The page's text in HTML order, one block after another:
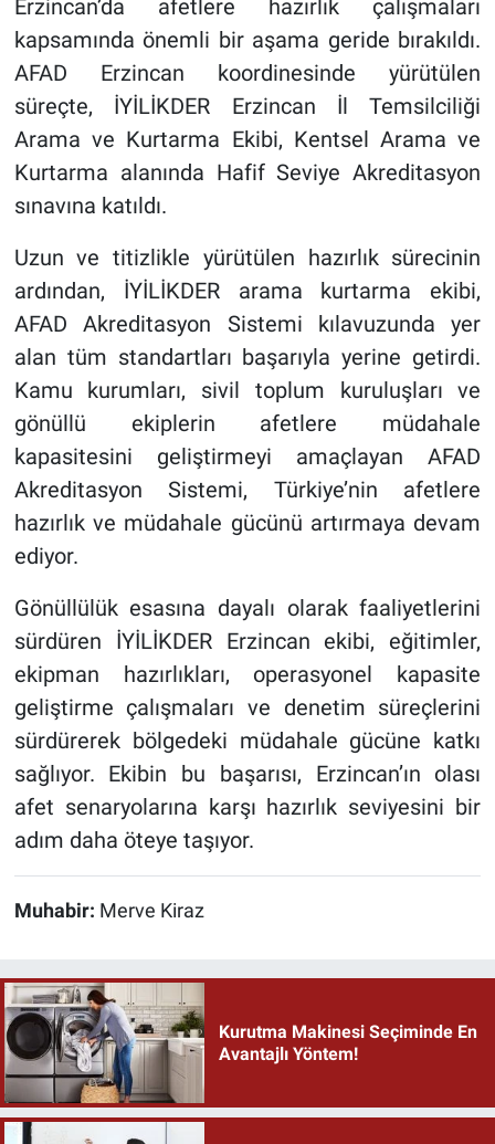
Erzincan’da afetlere hazırlık çalışmaları
kapsamında önemli bir aşama geride bırakıldı.
AFAD Erzincan koordinesinde yürütülen
süreçte, İYİLİKDER Erzincan İl Temsilciliği
Arama ve Kurtarma Ekibi, Kentsel Arama ve
Kurtarma alanında Hafif Seviye Akreditasyon
sınavına katıldı.
Uzun ve titizlikle yürütülen hazırlık sürecinin
ardından, İYİLİKDER arama kurtarma ekibi,
AFAD Akreditasyon Sistemi kılavuzunda yer
alan tüm standartları başarıyla yerine getirdi.
Kamu kurumları, sivil toplum kuruluşları ve
gönüllü ekiplerin afetlere müdahale
kapasitesini geliştirmeyi amaçlayan AFAD
Akreditasyon Sistemi, Türkiye’nin afetlere
hazırlık ve müdahale gücünü artırmaya devam
ediyor.
Gönüllülük esasına dayalı olarak faaliyetlerini
sürdüren İYİLİKDER Erzincan ekibi, eğitimler,
ekipman hazırlıkları, operasyonel kapasite
geliştirme çalışmaları ve denetim süreçlerini
sürdürerek bölgedeki müdahale gücüne katkı
sağlıyor. Ekibin bu başarısı, Erzincan’ın olası
afet senaryolarına karşı hazırlık seviyesini bir
adım daha öteye taşıyor.
Muhabir: Merve Kiraz
Kurutma Makinesi Seçiminde En
Avantajlı Yöntem!